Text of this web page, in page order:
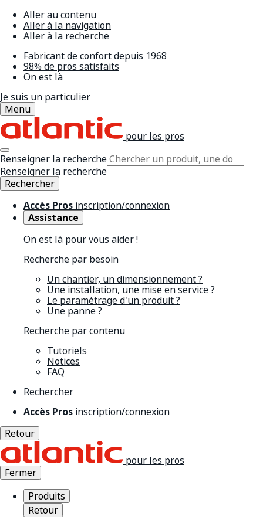
Aller au contenu
Aller à la navigation
Aller à la recherche
Fabricant de confort depuis 1968
98% de pros satisfaits
On est là
Je suis un particulier
Menu
pour les pros
Renseigner la recherche
Renseigner la recherche
Rechercher
Accès Pros inscription/connexion
Assistance
On est là pour vous aider !
Recherche par besoin
Un chantier, un dimensionnement ?
Une installation, une mise en service ?
Le paramétrage d'un produit ?
Une panne ?
Recherche par contenu
Tutoriels
Notices
FAQ
Rechercher
Accès Pros inscription/connexion
Retour
pour les pros
Fermer
Produits
Retour